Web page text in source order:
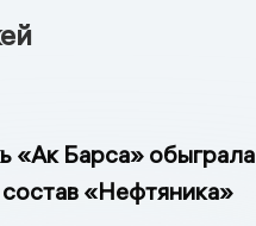
«Ак Барса» обыграла
«Нефтяника»